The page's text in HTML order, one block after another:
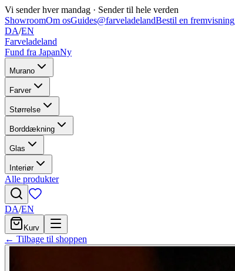
Vi sender hver mandag · Sender til hele verden
ShowroomOm osGuides@farveladelandBestil en fremvisning
DA/EN
Farveladeland
Fund fra JapanNy
Murano
Farver
Størrelse
Borddækning
Glas
Interiør
Alle produkter
DA/EN
Kurv
← Tilbage til shoppen